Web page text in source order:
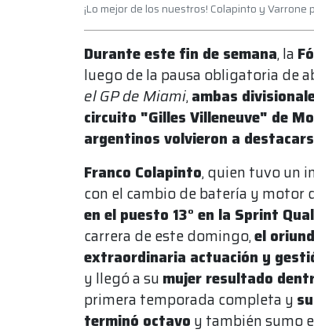
¡Lo mejor de los nuestros! Colapinto y
Durante este fin de semana, la
luego de la pausa obligatoria de
el GP de Miami,ambas
circuito "Gilles Villeneuve" de
argentinos volvieron a
Franco Colapinto, quien tuvo un
con el cambio de batería y motor
en el puesto 13° en la Sprint
carrera de este domingo,el
extraordinaria actuación y
y llegó a su mujer resultado
primera temporada completa y
terminó octavo y también sumo